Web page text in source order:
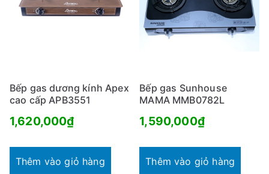
Bếp gas dương kính Apex
cao cấp APB3551
1,620,000₫
Thêm vào giỏ hàng
Bếp gas Sunhouse
MAMA MMB0782L
1,590,000₫
Thêm vào giỏ hàng